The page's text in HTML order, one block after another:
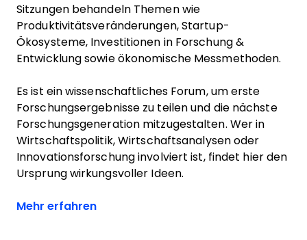
Sitzungen behandeln Themen wie
Produktivitätsveränderungen, Startup-
Ökosysteme, Investitionen in Forschung &
Entwicklung sowie ökonomische Messmethoden.
Es ist ein wissenschaftliches Forum, um erste
Forschungsergebnisse zu teilen und die nächste
Forschungsgeneration mitzugestalten. Wer in
Wirtschaftspolitik, Wirtschaftsanalysen oder
Innovationsforschung involviert ist, findet hier den
Ursprung wirkungsvoller Ideen.
Mehr erfahrenOpens new window